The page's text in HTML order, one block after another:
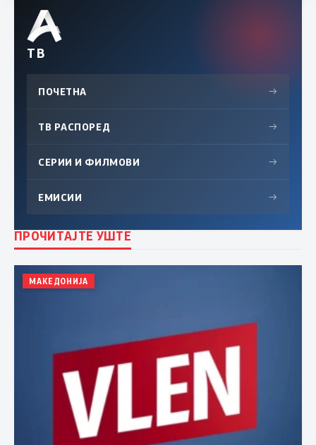
ТВ
ПОЧЕТНА →
ТВ РАСПОРЕД →
СЕРИИ И ФИЛМОВИ →
ЕМИСИИ →
ПРОЧИТАЈТЕ УШТЕ
МАКЕДОНИЈА